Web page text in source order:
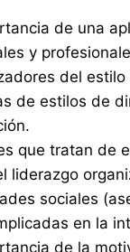
de una
y
del
de estilos de
que tratan de
liderazgo
sociales
en la
de la